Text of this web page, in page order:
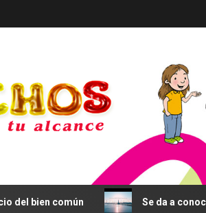
bien común Se da a conocer el